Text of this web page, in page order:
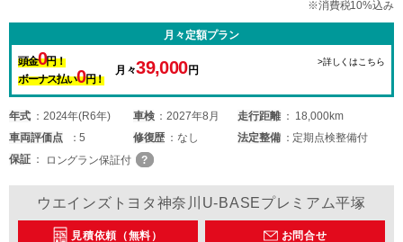
※消費税10%込み
月々定額プラン
頭金0円！
ボーナス払い0円！
月々39,000円
>詳しくはこちら
年式 2024年(R6年) 車検 2027年8月 走行距離
18,000km
車両評価点 5 修復歴 なし 法定整備
定期点検整備付
保証
ロングラン保証付
ウエインズトヨタ神奈川U-BASEプレミアム平塚
見積依頼（無料） お問合せ